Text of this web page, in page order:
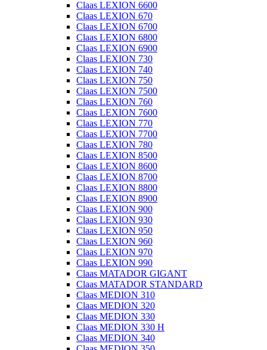
Claas LEXION 6600
Claas LEXION 670
Claas LEXION 6700
Claas LEXION 6800
Claas LEXION 6900
Claas LEXION 730
Claas LEXION 740
Claas LEXION 750
Claas LEXION 7500
Claas LEXION 760
Claas LEXION 7600
Claas LEXION 770
Claas LEXION 7700
Claas LEXION 780
Claas LEXION 8500
Claas LEXION 8600
Claas LEXION 8700
Claas LEXION 8800
Claas LEXION 8900
Claas LEXION 900
Claas LEXION 930
Claas LEXION 950
Claas LEXION 960
Claas LEXION 970
Claas LEXION 990
Claas MATADOR GIGANT
Claas MATADOR STANDARD
Claas MEDION 310
Claas MEDION 320
Claas MEDION 330
Claas MEDION 330 H
Claas MEDION 340